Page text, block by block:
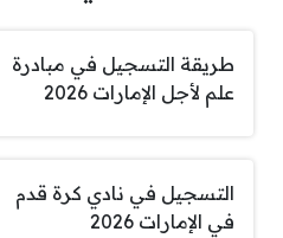
طريقة التسجيل في مبادرة
علم لأجل الإمارات 2026
التسجيل في نادي كرة قدم
في الإمارات 2026